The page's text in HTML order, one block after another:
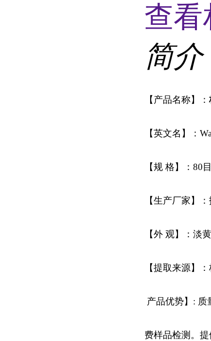
查
简介
【产品名称】：
【英文名】：
【规 格】：80目
【生产厂家】
【外 观】：淡
【提取来源】：
产品优势】: 质
费样品检测。提